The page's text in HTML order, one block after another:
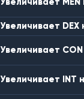
Увеличивает DEX
Увеличивает
Увеличивает INT